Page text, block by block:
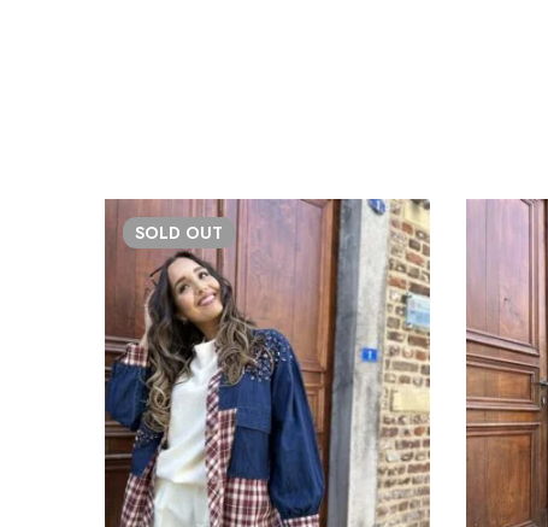
SOLD OUT